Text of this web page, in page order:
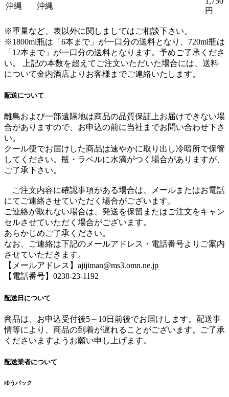
沖縄 沖縄
円
※重量など、表以外に関しましてはご相談下さい。
※1800ml瓶は「6本まで」が一口分の送料となり、720ml瓶は
「12本まで」が一口分の送料となります。 予めご了承くださ
い。 上記の本数を超えてご注文いただいた場合には、送料
について金内酒店よりお客様までご連絡いたします。
配送について
離島および一部遠隔地は商品の品質保証上お届けできない場
合がありますので、お申込の前に当社までお問い合わせ下さ
い。
クール便でお届けした商品は速やかに取り出し冷暗所で保管
してください。瓶・ラベルに水滴がつく場合がありますが、
ご了承下さい。
ご注文内容に確認事項がある場合は、メールまたはお電話
にてご連絡させていただく場合がございます。
ご連絡が取れない場合は、発送を保留またはご注文をキャン
セルさせていただく場合がございます。
あらかじめご了承ください。
なお、ご連絡は下記のメールアドレス・電話番号よりご案内
させていただきます。
【メールアドレス】ajijiman@ms3.omn.ne.jp
【電話番号】0238-23-1192
配送日について
商品は、お申込受付後5～10日前後でお届けします。配送事
情等により、商品の到着が遅れることがございます。ご了承
くださいますようお願い申し上げます。
配送業者について
ゆうパック